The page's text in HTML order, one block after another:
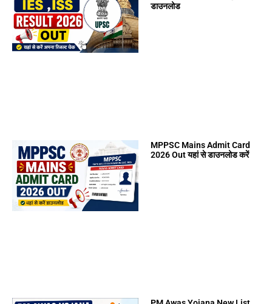
डाउनलोड
MPPSC Mains Admit Card
2026 Out यहां से डाउनलोड करें